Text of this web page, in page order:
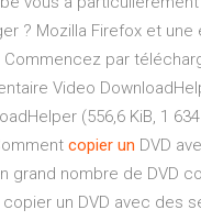
? Mozilla Firefox et une
Commencez par
Video
(556,6 KiB, 1 634
copier un DVD
grand nombre de DVD
un DVD avec des